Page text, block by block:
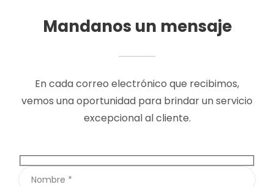
Mandanos un mensaje
En cada correo electrónico que recibimos,
vemos una oportunidad para brindar un servicio
excepcional al cliente.